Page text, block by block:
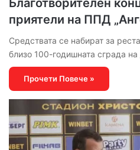
Благотворителен
приятели на ППД
Средствата се набират за
близо 100-годишната сграда
Прочети Повече »